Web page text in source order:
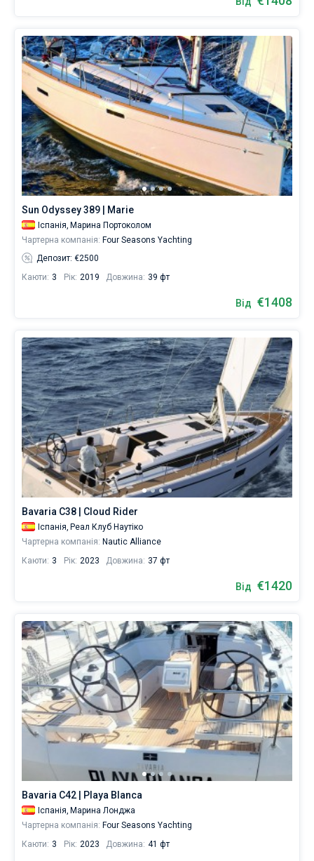
Sun Odyssey 389 | Marie
Іспанія, Марина Портоколом
Чартерна компанія: Four Seasons Yachting
Депозит: €2500
Каюти: 3 Рік: 2019 Довжина: 39 фт
Від €1408
Bavaria C38 | Cloud Rider
Іспанія, Реал Клуб Наутіко
Чартерна компанія: Nautic Alliance
Каюти: 3 Рік: 2023 Довжина: 37 фт
Від €1420
Bavaria C42 | Playa Blanca
Іспанія, Марина Лонджа
Чартерна компанія: Four Seasons Yachting
Каюти: 3 Рік: 2023 Довжина: 41 фт